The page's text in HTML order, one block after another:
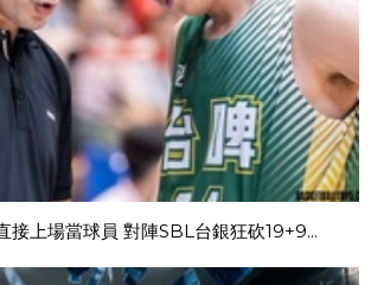
接上場當球員 對陣SBL台銀狂砍19+9...